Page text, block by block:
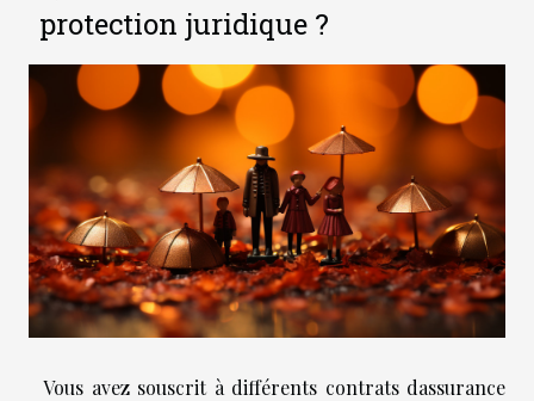
protection juridique ?
Vous avez souscrit à différents contrats dassurance